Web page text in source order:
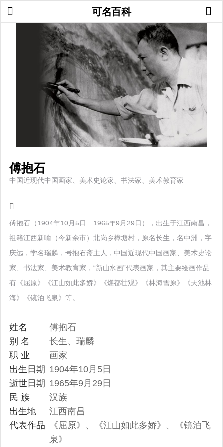
可名百科
傅抱石
中国近现代中国画家、美术史论家、书法家、美术教育家
傅抱石（1904年10月5日—1965年9月29日），出生于江西南昌，
祖籍江西新喻（今新余市）北岗乡樟塘村，原名长生，名中洲，字
庆远，学名瑞麟，号抱石斋主人，中国近现代中国画家、美术史论
家、书法家、美术教育家，“新山水画”代表画家，其主要绘画作品
有《屈原》《江山如此多娇》《煤都壮观》《林海雪原》《天池林
海》《镜泊飞泉》等。
姓名
傅抱石
别 名
长生、瑞麟
职 业
画家
出生日期 1904年10月5日
逝世日期 1965年9月29日
民 族
汉族
出生地
江西南昌
代表作品
《屈原》、《江山如此多娇》、《镜泊飞
泉》